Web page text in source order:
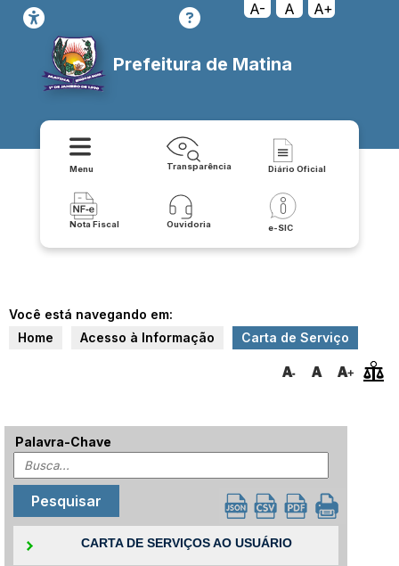
A- A A+
Prefeitura de Matina
Menu Transparência Diário Oficial
Nota Fiscal Ouvidoria e-SIC
Você está navegando em:
Home
Acesso à Informação Carta de Serviço
Palavra-Chave
CARTA DE SERVIÇOS AO USUÁRIO